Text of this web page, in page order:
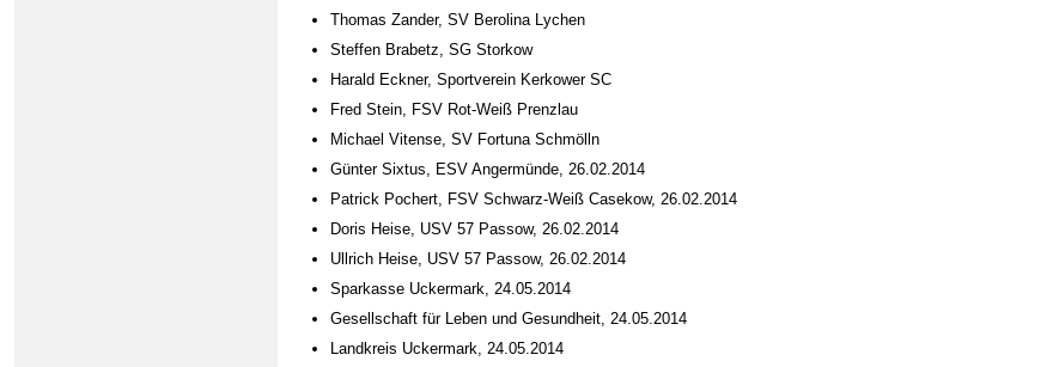
Thomas Zander, SV Berolina Lychen
Steffen Brabetz, SG Storkow
Harald Eckner, Sportverein Kerkower SC
Fred Stein, FSV Rot-Weiß Prenzlau
Michael Vitense, SV Fortuna Schmölln
Günter Sixtus, ESV Angermünde, 26.02.2014
Patrick Pochert, FSV Schwarz-Weiß Casekow, 26.02.2014
Doris Heise, USV 57 Passow, 26.02.2014
Ullrich Heise, USV 57 Passow, 26.02.2014
Sparkasse Uckermark, 24.05.2014
Gesellschaft für Leben und Gesundheit, 24.05.2014
Landkreis Uckermark, 24.05.2014